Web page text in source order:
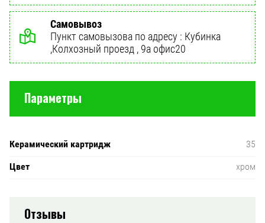
Самовывоз
Пункт самовызова по адресу : Кубинка
,Колхозный проезд , 9а офис20
Параметры
Керамический картридж
35
Цвет
хром
Отзывы